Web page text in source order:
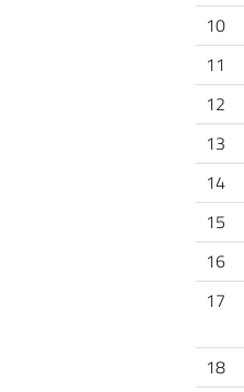
10
11
12
13
14
15
16
17
18